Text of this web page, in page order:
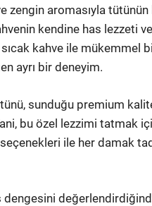
aromasıyla tütünün
kendine has lezzeti
kahve ile mükemmel
ayrı bir deneyim.
sunduğu premium
bu özel lezzimi tatmak
ile her damak